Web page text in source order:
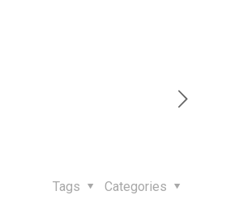
Categories
Tags